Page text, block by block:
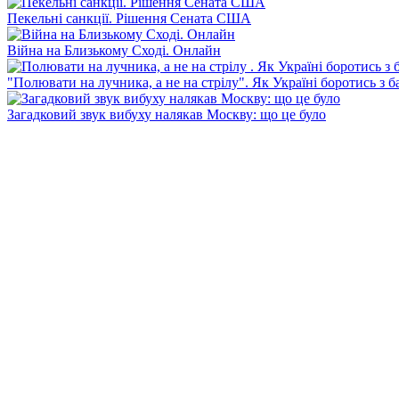
Пекельні санкції. Рішення Сената США
Війна на Близькому Сході. Онлайн
"Полювати на лучника, а не на стрілу". Як Україні боротись з
Загадковий звук вибуху налякав Москву: що це було